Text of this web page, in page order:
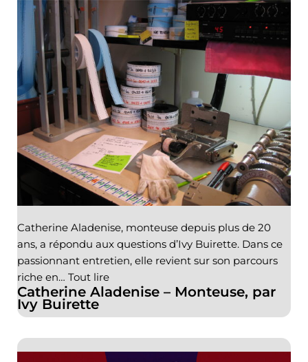
Catherine Aladenise – Monteuse, par
Ivy Buirette
Catherine Aladenise, monteuse depuis plus de 20
ans, a répondu aux questions d’Ivy Buirette. Dans ce
passionnant entretien, elle revient sur son parcours
riche en… Tout lire